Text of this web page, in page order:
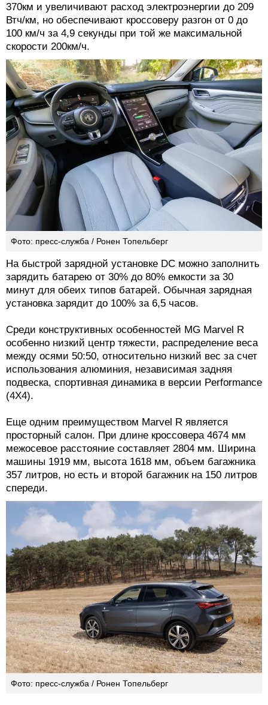
370км и увеличивают расход электроэнергии до 209
Втч/км, но обеспечивают кроссоверу разгон от 0 до
100 км/ч за 4,9 секунды при той же максимальной
скорости 200км/ч.
Фото: пресс-служба / Ронен Топельберг
На быстрой зарядной установке DC можно заполнить
зарядить батарею от 30% до 80% емкости за 30
минут для обеих типов батарей. Обычная зарядная
установка зарядит до 100% за 6,5 часов.
Среди конструктивных особенностей MG Marvel R
особенно низкий центр тяжести, распределение веса
между осями 50:50, относительно низкий вес за счет
использования алюминия, независимая задняя
подвеска, спортивная динамика в версии Performance
(4Х4).
Еще одним преимуществом Marvel R является
просторный салон. При длине кроссовера 4674 мм
межосевое расстояние составляет 2804 мм. Ширина
машины 1919 мм, высота 1618 мм, объем багажника
357 литров, но есть и второй багажник на 150 литров
спереди.
Фото: пресс-служба / Ронен Топельберг